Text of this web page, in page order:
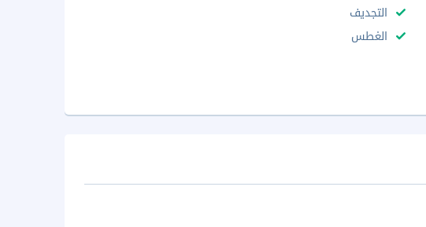
التجديف
الغطس